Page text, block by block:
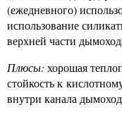
(ежедневного)
использование
верхней части
Плюсы: хорошая
стойкость к
внутри канала